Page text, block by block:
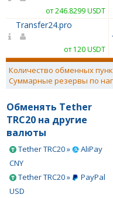
от 246.8299 USDT
Transfer24.pro
от 120 USDT
Количество обменных
Суммарные резервы по
Обменять Tether
TRC20 на другие
валюты
Tether TRC20 »
AliPay
CNY
Tether TRC20 »
PayPal
USD